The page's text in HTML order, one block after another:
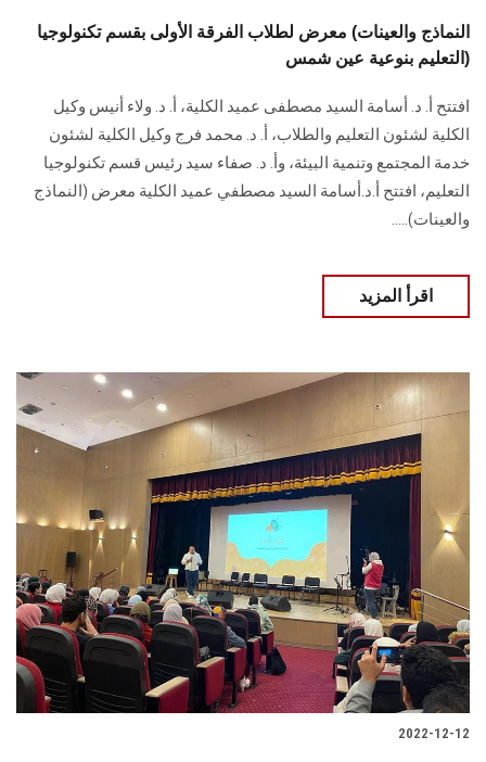
النماذج والعينات) معرض لطلاب الفرقة الأولى بقسم تكنولوجيا
التعليم بنوعية عين شمس)
افتتح أ. د. أسامة السيد مصطفى عميد الكلية، أ. د. ولاء أنيس وكيل
الكلية لشئون التعليم والطلاب، أ. د. محمد فرج وكيل الكلية لشئون
خدمة المجتمع وتنمية البيئة، وأ. د. صفاء سيد رئيس قسم تكنولوجيا
التعليم، افتتح أ.د.أسامة السيد مصطفي عميد الكلية معرض (النماذج
والعينات).....
اقرأ المزيد
2022-12-12